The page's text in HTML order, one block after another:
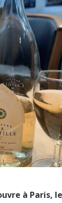
à Paris, le